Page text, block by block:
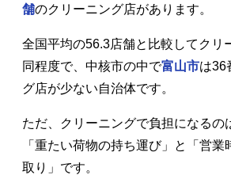
舗のクリーニング店があります。
全国平均の56.3店舗と比較してクリ
同程度で、中核市の中で富山市は36
グ店が少ない自治体です。
ただ、クリーニングで負担になるの
「重たい荷物の持ち運び」と「営業
取り」です。